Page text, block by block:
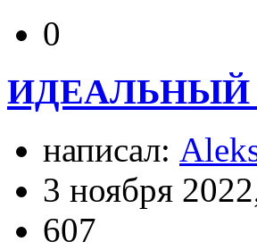
0
ИДЕАЛЬНЫЙ
написал:
3 ноября
607